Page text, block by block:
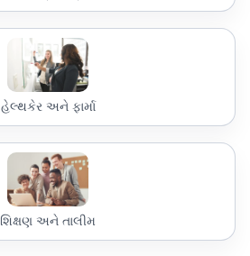
હેલ્થકેર અને ફાર્મા
શિક્ષણ અને તાલીમ